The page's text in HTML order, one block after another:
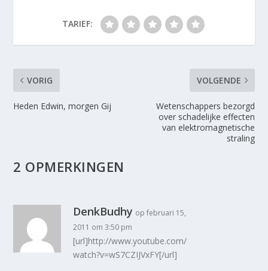
TARIEF:
VORIG
Heden Edwin, morgen Gij
VOLGENDE
Wetenschappers bezorgd
over schadelijke effecten
van elektromagnetische
straling
2 OPMERKINGEN
DenkBudhy op februari 15,
2011 om 3:50 pm
[url]http://www.youtube.com/
watch?v=wS7CZIJVxFY[/url]